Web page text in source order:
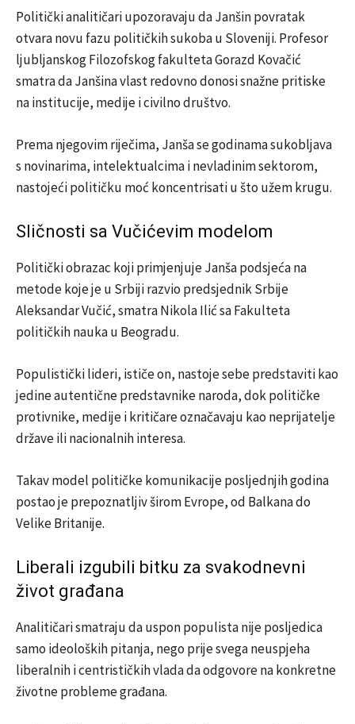
Politički analitičari upozoravaju da Janšin povratak
otvara novu fazu političkih sukoba u Sloveniji. Profesor
ljubljanskog Filozofskog fakulteta Gorazd Kovačić
smatra da Janšina vlast redovno donosi snažne pritiske
na institucije, medije i civilno društvo.
Prema njegovim riječima, Janša se godinama sukobljava
s novinarima, intelektualcima i nevladinim sektorom,
nastojeći političku moć koncentrisati u što užem krugu.
Sličnosti sa Vučićevim modelom
Politički obrazac koji primjenjuje Janša podsjeća na
metode koje je u Srbiji razvio predsjednik Srbije
Aleksandar Vučić, smatra Nikola Ilić sa Fakulteta
političkih nauka u Beogradu.
Populistički lideri, ističe on, nastoje sebe predstaviti kao
jedine autentične predstavnike naroda, dok političke
protivnike, medije i kritičare označavaju kao neprijatelje
države ili nacionalnih interesa.
Takav model političke komunikacije posljednjih godina
postao je prepoznatljiv širom Evrope, od Balkana do
Velike Britanije.
Liberali izgubili bitku za svakodnevni
život građana
Analitičari smatraju da uspon populista nije posljedica
samo ideoloških pitanja, nego prije svega neuspjeha
liberalnih i centrističkih vlada da odgovore na konkretne
životne probleme građana.